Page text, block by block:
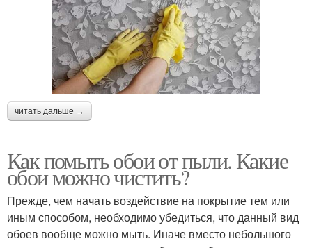
читать дальше →
Как помыть обои от пыли. Какие
обои можно чистить?
Прежде, чем начать воздействие на покрытие тем или
иным способом, необходимо убедиться, что данный вид
обоев вообще можно мыть. Иначе вместо небольшого